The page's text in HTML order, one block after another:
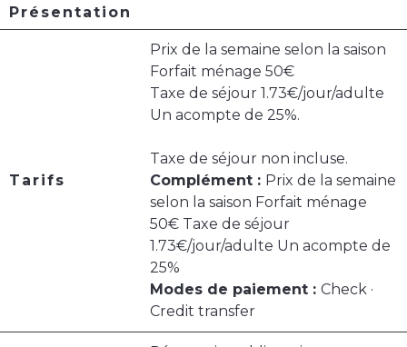
Présentation
Tarifs
Prix de la semaine selon la saison
Forfait ménage 50€
Taxe de séjour 1.73€/jour/adulte
Un acompte de 25%.
Taxe de séjour non incluse.
Complément : Prix de la semaine
selon la saison Forfait ménage
50€ Taxe de séjour
1.73€/jour/adulte Un acompte de
25%
Modes de paiement : Check ·
Credit transfer